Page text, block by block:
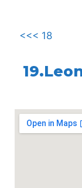
<<< 18